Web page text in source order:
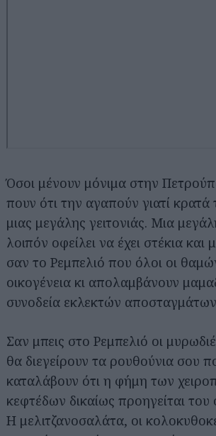
Όσοι μένουν μόνιμα στην
πουν ότι την αγαπούν γιατί
μιας μεγάλης γειτονιάς. Μια
λοιπόν οφείλει να έχει στέκια και
σαν το Ρεμπελιό που όλοι οι
οικογένεια κι απολαμβάνουν
συνοδεία εκλεκτών
Σαν μπεις στο Ρεμπελιό οι
θα διεγείρουν τα ρουθούνια σου
καταλάβουν ότι η φήμη των
κεφτέδων δικαίως προηγείται
Η μελιτζανοσαλάτα, οι